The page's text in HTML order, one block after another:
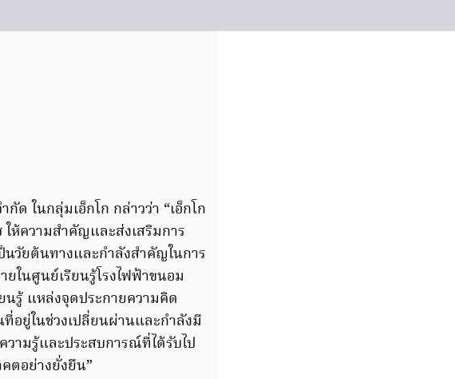
ในกลุ่มเอ็กโก กล่าวว่า “เอ็กโก
ห้ความสำคัญและส่งเสริมการ
นวัยต้นทางและกำลังสำคัญในการ
ในศูนย์เรียนรู้โรงไฟฟ้าขนอม
นรู้ แหล่งจุดประกายความคิด
อยู่ในช่วงเปลี่ยนผ่านและกำลังมี
วามรู้และประสบการณ์ที่ได้รับไป
ตอย่างยั่งยืน”